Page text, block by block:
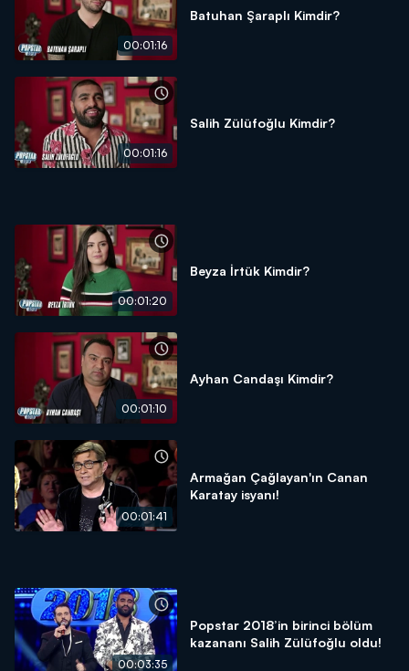
00:01:16
Batuhan Şaraplı Kimdir?
00:01:16
Salih Zülüfoğlu Kimdir?
00:01:20
Beyza İrtük Kimdir?
00:01:10
Ayhan Candaşı Kimdir?
00:01:41
Armağan Çağlayan'ın Canan
Karatay isyanı!
00:03:35
Popstar 2018’in birinci bölüm
kazananı Salih Zülüfoğlu oldu!